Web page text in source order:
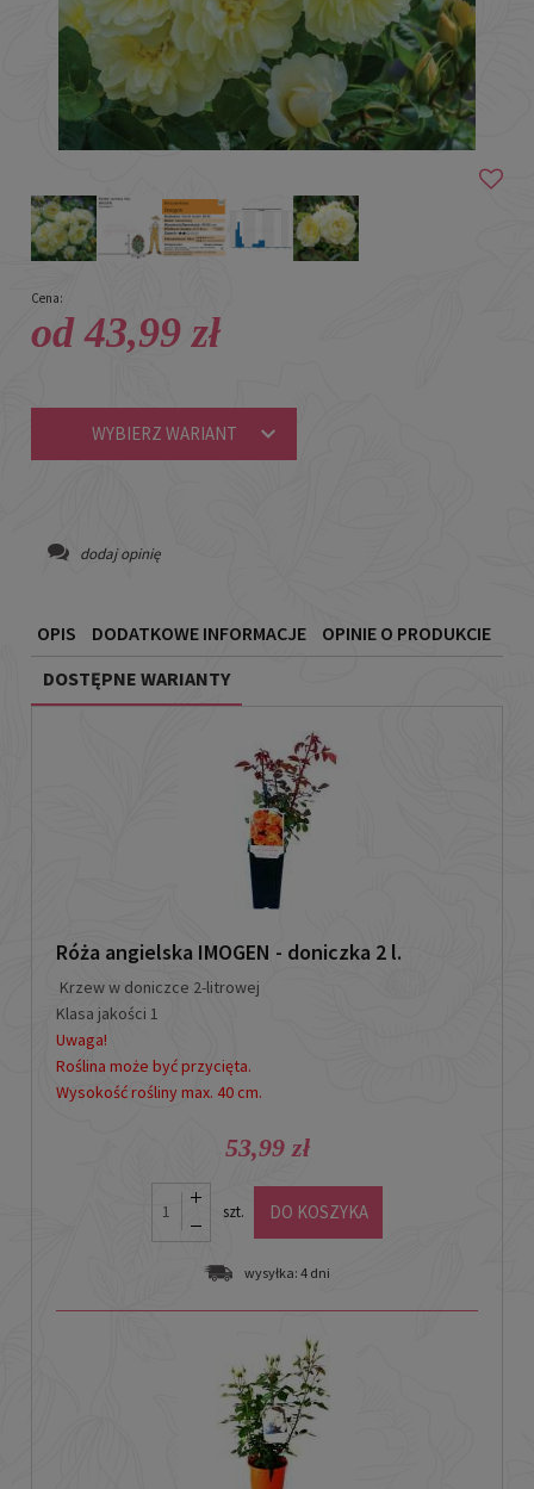
Cena:
od 43,99 zł
WYBIERZ WARIANT
dodaj opinię
OPIS DODATKOWE INFORMACJE OPINIE O PRODUKCIE
DOSTĘPNE WARIANTY
Róża angielska IMOGEN - doniczka 2 l.
Krzew w doniczce 2-litrowej
Klasa jakości 1
Uwaga!
Roślina może być przycięta.
Wysokość rośliny max. 40 cm.
53,99 zł
szt. DO KOSZYKA
wysyłka: 4 dni